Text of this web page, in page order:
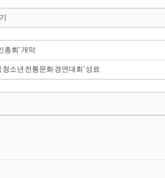
총회’ 개막
소년 전통문화 경연대회’ 성료